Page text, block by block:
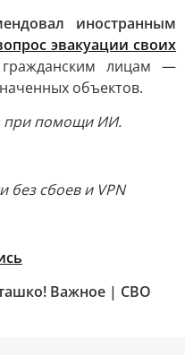
иностранным
эвакуации своих
лицам —
объектов.
при помощи ИИ.
без сбоев и VPN
Важное | СВО